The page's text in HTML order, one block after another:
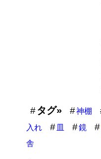
タグ» 神棚
入れ
皿 鏡
舎